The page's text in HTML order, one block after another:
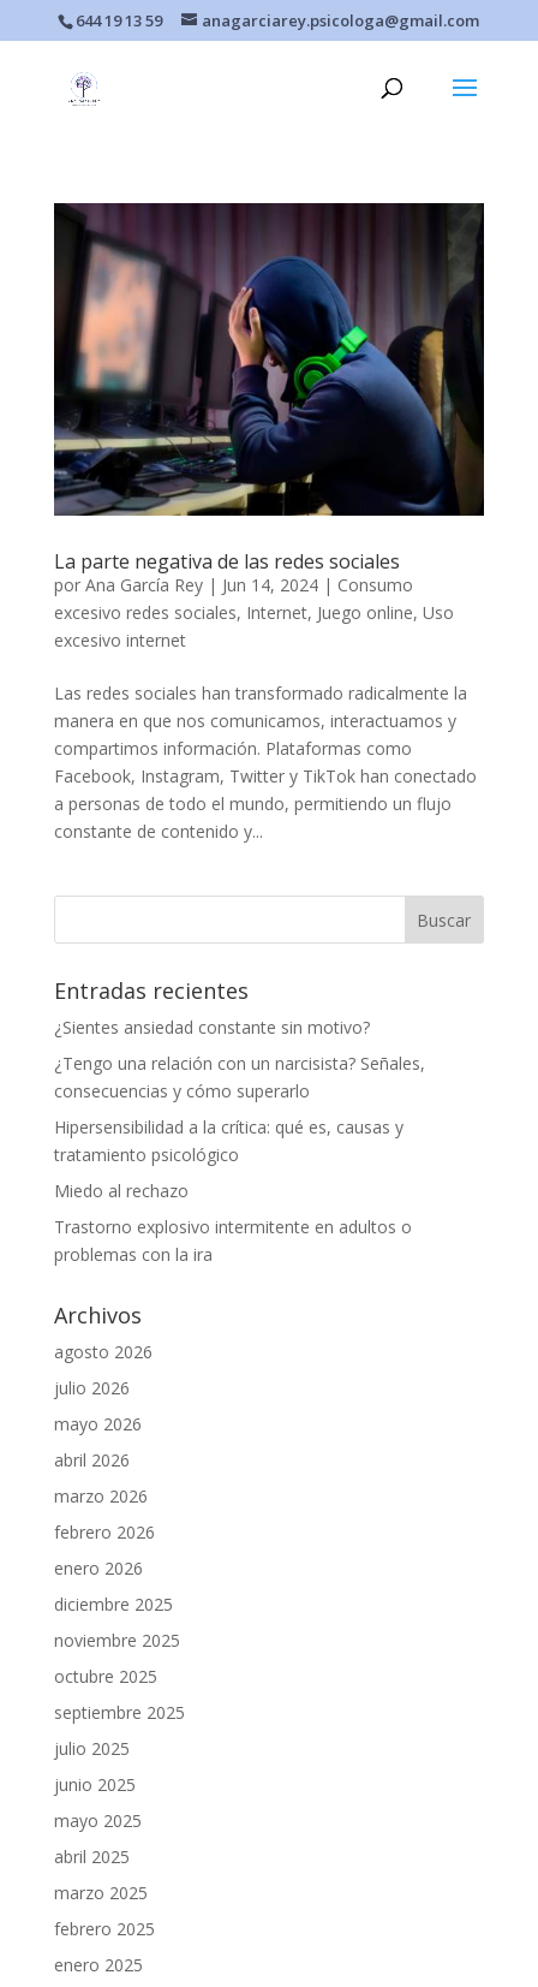
644 19 13 59 anagarciarey.psicologa@gmail.com
La parte negativa de las redes sociales
por Ana García Rey| Jun 14, 2024| Consumo
excesivo redes sociales, Internet, Juego online, Uso
excesivo internet
Las redes sociales han transformado radicalmente la
manera en que nos comunicamos, interactuamos y
compartimos información. Plataformas como
Facebook, Instagram, Twitter y TikTok han conectado
a personas de todo el mundo, permitiendo un flujo
constante de contenido y...
Entradas recientes
¿Sientes ansiedad constante sin motivo?
¿Tengo una relación con un narcisista? Señales,
consecuencias y cómo superarlo
Hipersensibilidad a la crítica: qué es, causas y
tratamiento psicológico
Miedo al rechazo
Trastorno explosivo intermitente en adultos o
problemas con la ira
Archivos
agosto 2026
julio 2026
mayo 2026
abril 2026
marzo 2026
febrero 2026
enero 2026
diciembre 2025
noviembre 2025
octubre 2025
septiembre 2025
julio 2025
junio 2025
mayo 2025
abril 2025
marzo 2025
febrero 2025
enero 2025